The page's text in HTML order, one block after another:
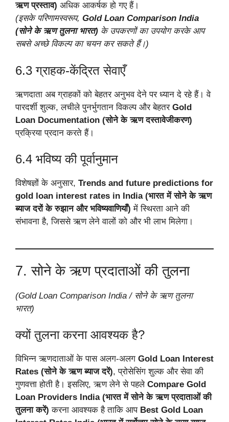
ऋण प्रस्ताव) अधिक आकर्षक हो गए हैं।
(इसके परिणामस्वरूप, Gold Loan Comparison India
(सोने के ऋण तुलना भारत) के उपकरणों का उपयोग करके आप
सबसे अच्छे विकल्प का चयन कर सकते हैं।)
6.3 ग्राहक-केंद्रित सेवाएँ
ऋणदाता अब ग्राहकों को बेहतर अनुभव देने पर ध्यान दे रहे हैं। वे
पारदर्शी शुल्क, लचीले पुनर्भुगतान विकल्प और बेहतर Gold
Loan Documentation (सोने के ऋण दस्तावेजीकरण)
प्रक्रिया प्रदान करते हैं।
6.4 भविष्य की पूर्वानुमान
विशेषज्ञों के अनुसार, Trends and future predictions for
gold loan interest rates in India (भारत में सोने के ऋण
ब्याज दरों के रुझान और भविष्यवाणियाँ) में स्थिरता आने की
संभावना है, जिससे ऋण लेने वालों को और भी लाभ मिलेगा।
7. सोने के ऋण प्रदाताओं की तुलना
(Gold Loan Comparison India / सोने के ऋण तुलना
भारत)
क्यों तुलना करना आवश्यक है?
विभिन्न ऋणदाताओं के पास अलग-अलग Gold Loan Interest
Rates (सोने के ऋण ब्याज दरें), प्रोसेसिंग शुल्क और सेवा की
गुणवत्ता होती है। इसलिए, ऋण लेने से पहले Compare Gold
Loan Providers India (भारत में सोने के ऋण प्रदाताओं की
तुलना करें) करना आवश्यक है ताकि आप Best Gold Loan